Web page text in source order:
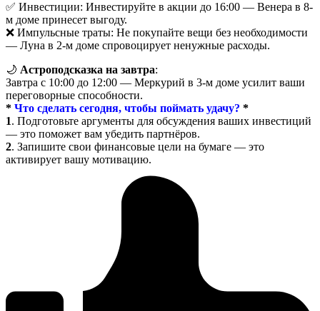
✅ Инвестиции: Инвестируйте в акции до 16:00 — Венера в 8-
м доме принесет выгоду.
❌ Импульсные траты: Не покупайте вещи без необходимости
— Луна в 2-м доме спровоцирует ненужные расходы.
🌙 Астроподсказка на завтра:
Завтра с 10:00 до 12:00 — Меркурий в 3-м доме усилит ваши
переговорные способности.
* Что сделать сегодня, чтобы поймать удачу? *
1. Подготовьте аргументы для обсуждения ваших инвестиций
— это поможет вам убедить партнёров.
2. Запишите свои финансовые цели на бумаге — это
активирует вашу мотивацию.